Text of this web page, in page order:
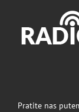
Pratite nas